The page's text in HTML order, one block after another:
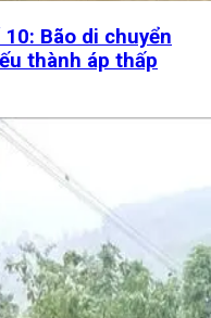
Bão di chuyển
thành áp thấp